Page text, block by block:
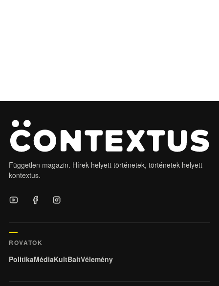
Független magazin. Hírek helyett történetek, történetek helyett
kontextus.
ROVATOK
PolitikaMédiaKultBaitVélemény